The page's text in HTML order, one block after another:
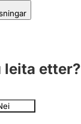
leita etter?